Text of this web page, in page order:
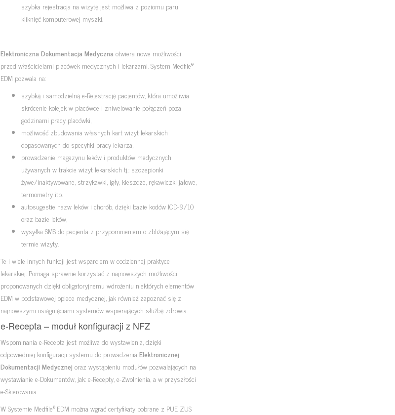
szybka rejestracja na wizytę jest możliwa z poziomu paru
kliknięć komputerowej myszki.
Elektroniczna Dokumentacja Medyczna otwiera nowe możliwości
przed właścicielami placówek medycznych i lekarzami. System Medfile®
EDM pozwala na:
szybką i samodzielną e-Rejestrację pacjentów, która umożliwia
skrócenie kolejek w placówce i zniwelowanie połączeń poza
godzinami pracy placówki,
możliwość zbudowania własnych kart wizyt lekarskich
dopasowanych do specyfiki pracy lekarza,
prowadzenie magazynu leków i produktów medycznych
używanych w trakcie wizyt lekarskich tj.: szczepionki
żywe/inaktywowane, strzykawki, igły, kleszcze, rękawiczki jałowe,
termometry itp.
autosugestie nazw leków i chorób, dzięki bazie kodów ICD-9/10
oraz bazie leków,
wysyłka SMS do pacjenta z przypomnieniem o zbliżającym się
termie wizyty.
Te i wiele innych funkcji jest wsparciem w codziennej praktyce
lekarskiej. Pomaga sprawnie korzystać z najnowszych możliwości
proponowanych dzięki obligatoryjnemu wdrożeniu niektórych elementów
EDM w podstawowej opiece medycznej, jak również zapoznać się z
najnowszymi osiągnięciami systemów wspierających służbę zdrowia.
e-Recepta – moduł konfiguracji z NFZ
Wspominania e-Recepta jest możliwa do wystawienia, dzięki
odpowiedniej konfiguracji systemu do prowadzenia Elektronicznej
Dokumentacji Medycznej oraz wystąpieniu modułów pozwalających na
wystawianie e-Dokumentów, jak: e-Recepty, e-Zwolnienia, a w przyszłości
e-Skierowania.
W Systemie Medfile® EDM można wgrać certyfikaty pobrane z PUE ZUS